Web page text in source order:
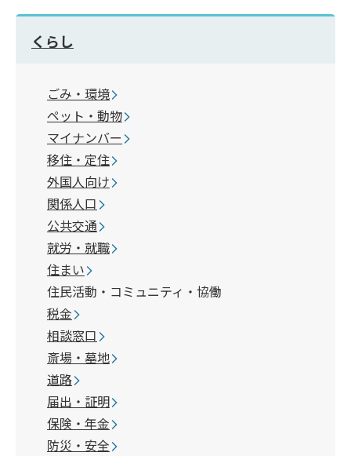
くらし
ごみ・環境
ペット・動物
マイナンバー
移住・定住
外国人向け
関係人口
公共交通
就労・就職
住まい
住民活動・コミュニティ・協働
税金
相談窓口
斎場・墓地
道路
届出・証明
保険・年金
防災・安全